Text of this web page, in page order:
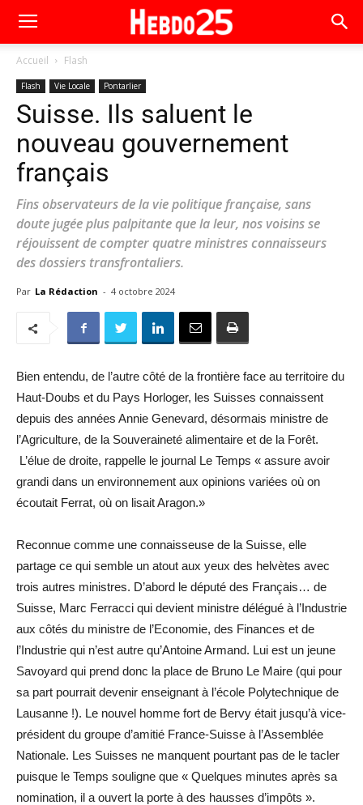
Accueil Flash
Flash Vie Locale Pontarlier
Suisse. Ils saluent le
nouveau gouvernement
français
Fins observateurs de la vie politique française, sans
doute jugée plus palpitante que la leur, nos voisins se
réjouissent de compter quatre ministres connaisseurs
des dossiers transfrontaliers.
Par La Rédaction - 4 octobre 2024
Bien entendu, de l’autre côté de la frontière face au territoire du
Haut-Doubs et du Pays Horloger, les Suisses connaissent
depuis des années Annie Genevard, désormais ministre de
l’Agriculture, de la Souveraineté alimentaire et de la Forêt.
L’élue de droite, rappelle le journal Le Temps « assure avoir
grandi dans un environnement aux opinions variées où on
écoutait Ferrat, où on lisait Aragon.»
Reconnue comme une connaisseuse de la Suisse, elle
partage ce qui semble un atout aux yeux des helvètes avec
trois autres ministres. D’abord le député des Français… de
Suisse, Marc Ferracci qui devient ministre délégué à l’Industrie
aux côtés du ministre de l’Economie, des Finances et de
l’Industrie qui n’est autre qu’Antoine Armand. Lui est un jeune
Savoyard qui prend donc la place de Bruno Le Maire (qui pour
sa part pourrait devenir enseignant à l’école Polytechnique de
Lausanne !). Le nouvel homme fort de Bervy était jusqu’à vice-
président du groupe d’amitié France-Suisse à l’Assemblée
Nationale. Les Suisses ne manquent pourtant pas de le tacler
puisque le Temps souligne que « Quelques minutes après sa
nomination, il a ouvert la porte à des hausses d’impôts ».